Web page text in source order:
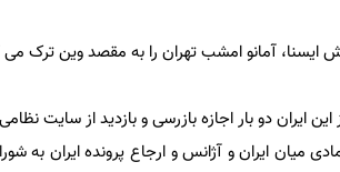
ایسنا، آمانو امشب تهران را به مقصد وین ترک
میان ایران و آژانس و ارجاع پرونده ایران به